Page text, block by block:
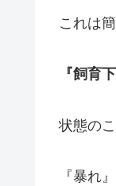
これは
『飼育
状態の
『暴れ